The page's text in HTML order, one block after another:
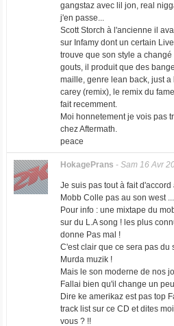
gangstaz avec lil jon, real
j'en passe...
Scott Storch à l'ancienne il
sur Infamy dont un certain
trouve que son style a
gouts, il produit que des
maille, genre lean back, just
carey (remix), le remix du
fait recemment.
Moi honnetement je vois pas
chez Aftermath.
peace
HokagePrans - Sam 16 Avr
Je suis pas tout à fait
Mobb Colle pas au son west ...
Pour info : une mixtape du
sur du L.A song ! les plus
donne Pas mal !
C'est clair que ce sera pas du
Murda muzik !
Mais le son moderne de nos
Fallai bien qu'il change un
Dire ke amerikaz est pas top
track list sur ce CD et dites
vous ? !!